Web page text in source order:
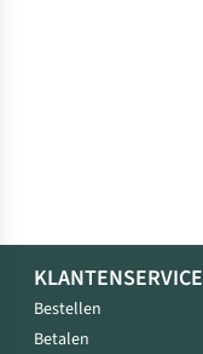
KLANTENSERVICE
Bestellen
Betalen